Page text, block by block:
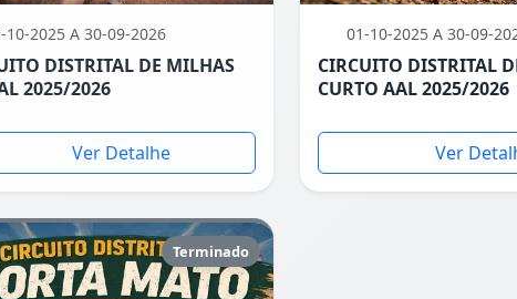
10-2025 A 30-09-2026
DISTRITAL DE MILHAS
2025/2026
Ver Detalhe
01-10-2025 A 30-09-
CIRCUITO DISTRITAL
CURTO AAL 2025/2026
Ver
Terminado